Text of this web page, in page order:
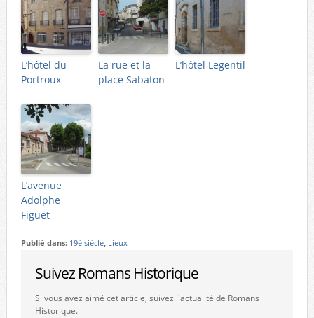
L’hôtel du
Portroux
La rue et la
place Sabaton
L’hôtel Legentil
L’avenue
Adolphe
Figuet
Publié dans: 19è siècle, Lieux
Suivez Romans Historique
Si vous avez aimé cet article, suivez l'actualité de Romans
Historique.